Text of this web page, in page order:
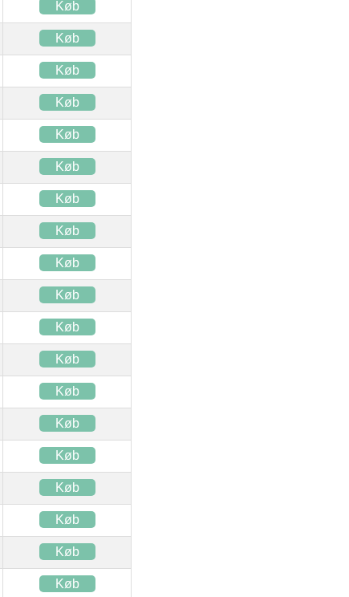
Køb
Køb
Køb
Køb
Køb
Køb
Køb
Køb
Køb
Køb
Køb
Køb
Køb
Køb
Køb
Køb
Køb
Køb
Køb